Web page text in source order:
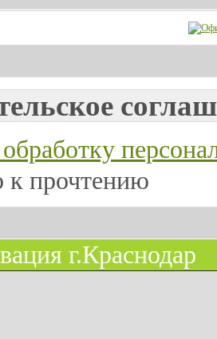
к прочтению
г.Краснодар